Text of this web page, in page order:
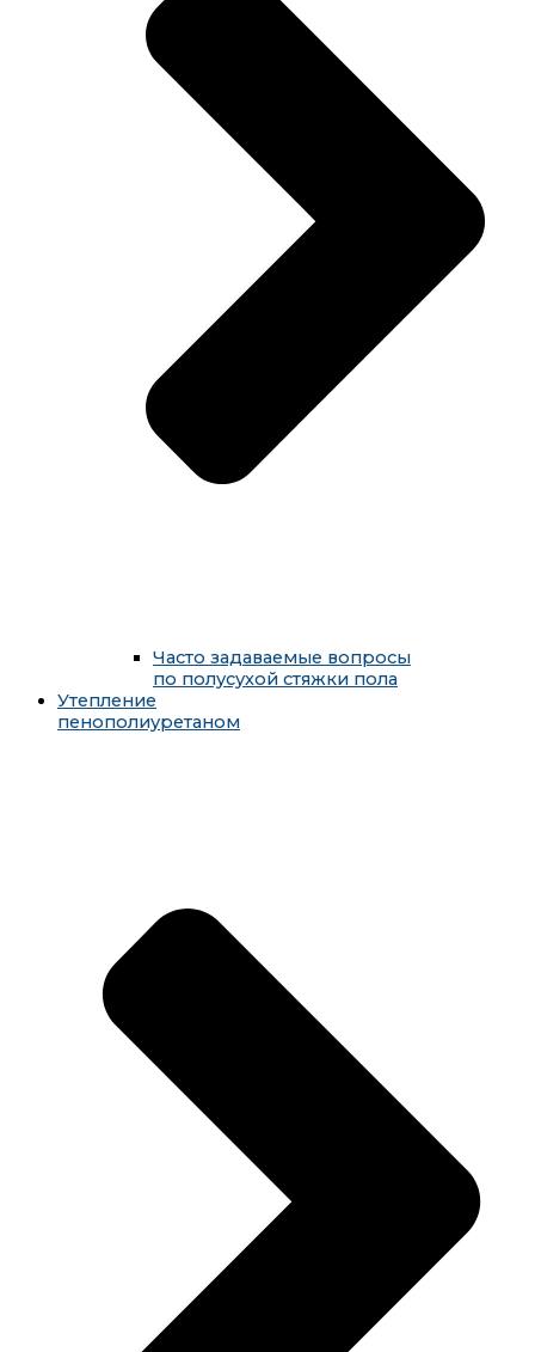
Часто задаваемые вопросы
по полусухой стяжки пола
Утепление
пенополиуретаном